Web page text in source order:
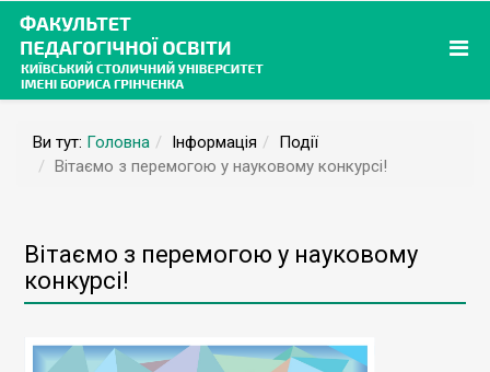
Ви тут: Головна Інформація
Події
Вітаємо з перемогою у науковому конкурсі!
Вітаємо з перемогою у науковому
конкурсі!